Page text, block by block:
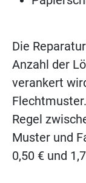
Die
Anzahl der
verankert
Regel
Muster und
0,50 € und